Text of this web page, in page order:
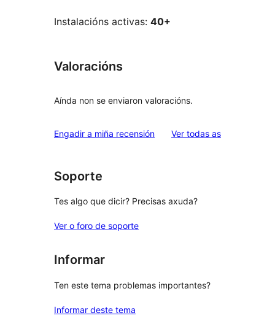
Instalacións activas: 40+
Valoracións
Aínda non se enviaron valoracións.
Engadir a miña recensión Ver todas asvaloracións
Soporte
Tes algo que dicir? Precisas axuda?
Ver o foro de soporte
Informar
Ten este tema problemas importantes?
Informar deste tema